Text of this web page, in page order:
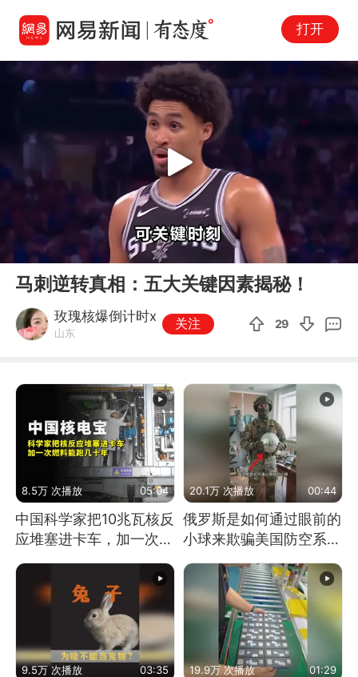
打开
00:00 05:13
Play
马刺逆转真相：五大关键因素揭秘！
玫瑰核爆倒计时x
山东
关注 29
8.5万 次播放 05:04
中国科学家把10兆瓦核反
应堆塞进卡车，加一次燃
料能跑几十年
20.1万 次播放 00:44
俄罗斯是如何通过眼前的
小球来欺骗美国防空系统
的
9.5万 次播放 03:35 19.9万 次播放 01:29